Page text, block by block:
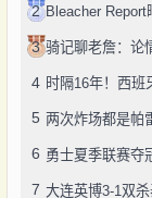
2
3 骑记聊老詹：论
4 时隔16年！西班
5
6
7